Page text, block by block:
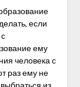
если
ему
человека с
раз ему не
из